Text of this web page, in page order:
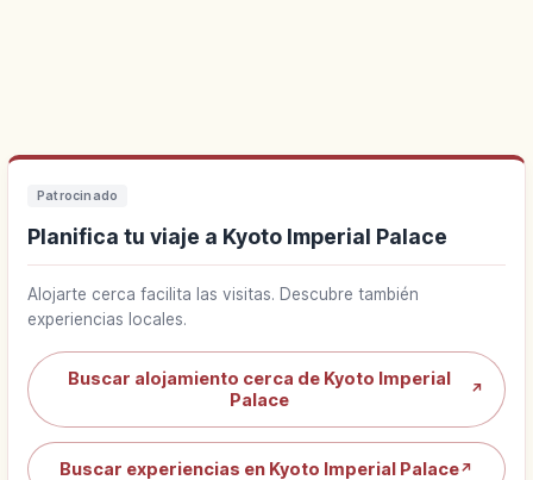
Patrocinado
Planifica tu viaje a Kyoto Imperial Palace
Alojarte cerca facilita las visitas. Descubre también
experiencias locales.
Buscar alojamiento cerca de Kyoto Imperial
Palace
↗
Buscar experiencias en Kyoto Imperial Palace↗